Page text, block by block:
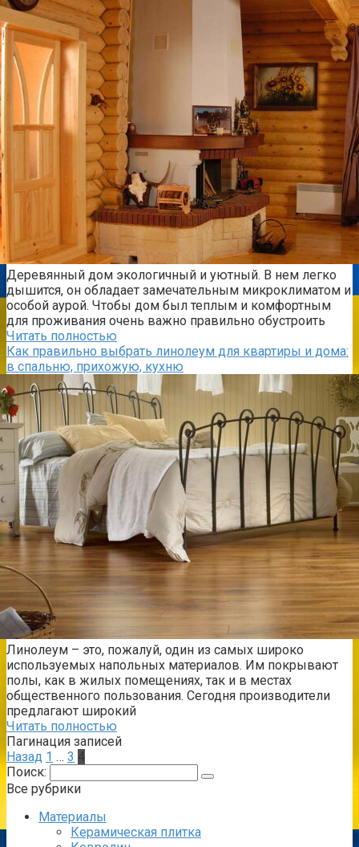
Деревянный дом экологичный и уютный. В нем легко
дышится, он обладает замечательным микроклиматом и
особой аурой. Чтобы дом был теплым и комфортным
для проживания очень важно правильно обустроить
Читать полностью
Как правильно выбрать линолеум для квартиры и дома:
в спальню, прихожую, кухню
Линолеум – это, пожалуй, один из самых широко
используемых напольных материалов. Им покрывают
полы, как в жилых помещениях, так и в местах
общественного пользования. Сегодня производители
предлагают широкий
Читать полностью
Пагинация записей
Назад 1 … 3 4
Поиск:
Все рубрики
Материалы
Керамическая плитка